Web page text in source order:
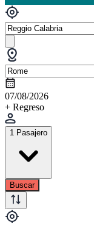
07/08/2026
+ Regreso
1 Pasajero
Buscar